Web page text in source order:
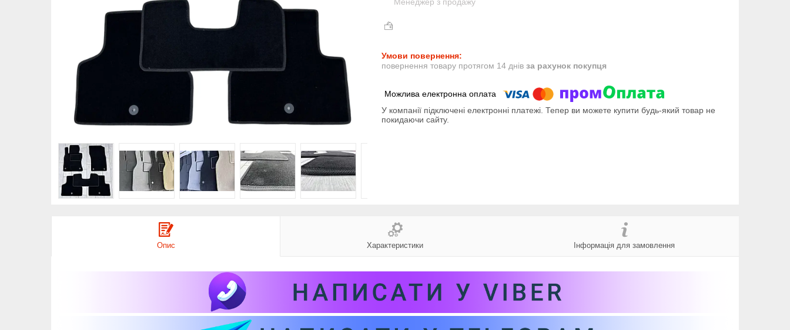
повернення товару протягом 14 днів за рахунок покупця
У компанії підключені електронні платежі. Тепер ви можете купити будь-який товар не
покидаючи сайту.
Опис Характеристики Інформація для замовлення